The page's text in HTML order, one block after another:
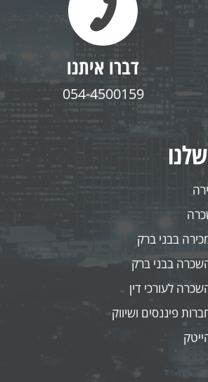
דברו איתנו
054-4500159
בבני ברק
בבני ברק
לעורכי דין
פיננסים ושיווק